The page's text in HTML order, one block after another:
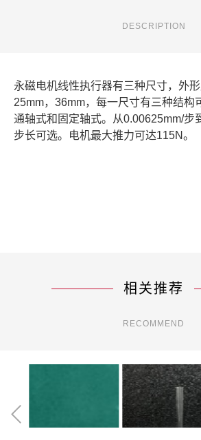
DESCRIPTION
永磁电机线性执行器有三种尺寸，外形
25mm，36mm，每一尺寸有三种结
通轴式和固定轴式。从0.00625mm/步
步长可选。电机最大推力可达115N。
相关推荐
RECOMMEND